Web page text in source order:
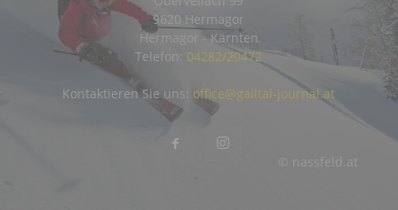
9620 Hermagor
Hermagor - Kärnten
Telefon: 04282/20472
© nassfeld.at
Kontaktieren Sie uns: office@gailtal-journal.at